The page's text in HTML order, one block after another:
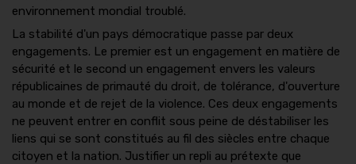
environnement mondial troublé.
La stabilité d'un pays démocratique passe par deux
engagements. Le premier est un engagement en matière de
sécurité et le second un engagement envers les valeurs
républicaines de primauté du droit, de tolérance, d'ouverture
au monde et de rejet de la violence. Ces deux engagements
ne peuvent entrer en conflit sous peine de déstabiliser les
liens qui se sont constitués au fil des siècles entre chaque
citoyen et la nation. Justifier un repli au prétexte que